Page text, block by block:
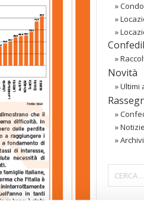
»
»
»
»
Novità
»Ultimi
»
»
»
〉